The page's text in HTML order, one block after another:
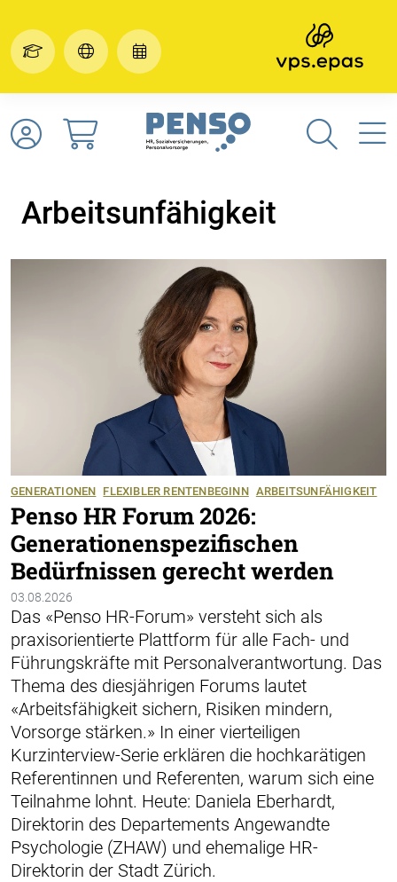
Arbeitsunfähigkeit
GENERATIONEN FLEXIBLER RENTENBEGINN ARBEITSUNFÄHIGKEIT
Penso HR Forum 2026:
Generationenspezifischen
Bedürfnissen gerecht werden
03.08.2026
Das «Penso HR-Forum» versteht sich als
praxisorientierte Plattform für alle Fach- und
Führungskräfte mit Personalverantwortung. Das
Thema des diesjährigen Forums lautet
«Arbeitsfähigkeit sichern, Risiken mindern,
Vorsorge stärken.» In einer vierteiligen
Kurzinterview-Serie erklären die hochkarätigen
Referentinnen und Referenten, warum sich eine
Teilnahme lohnt. Heute: Daniela Eberhardt,
Direktorin des Departements Angewandte
Psychologie (ZHAW) und ehemalige HR-
Direktorin der Stadt Zürich.